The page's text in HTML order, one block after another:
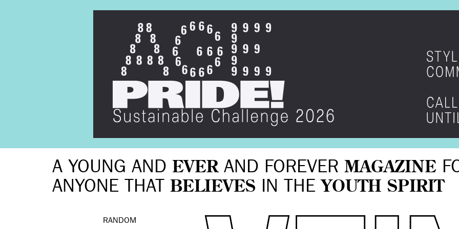
A YOUNG AND EVERAND FOREVER MAGAZINE
ANYONE THAT BELIEVES IN THE YOUTH SPIRIT
RANDOM